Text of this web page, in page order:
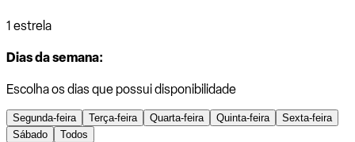
1 estrela
Dias da semana:
Escolha os dias que possui disponibilidade
Segunda-feira Terça-feira Quarta-feira Quinta-feira
Sexta-feira
Sábado
Todos